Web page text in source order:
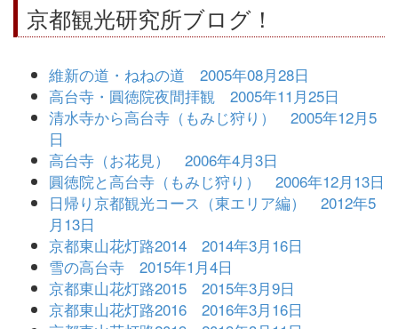
京都観光研究所ブログ！
維新の道・ねねの道 2005年08月28日
高台寺・圓徳院夜間拝観 2005年11月25日
清水寺から高台寺（もみじ狩り） 2005年12月5
日
高台寺（お花見） 2006年4月3日
圓徳院と高台寺（もみじ狩り） 2006年12月13日
日帰り京都観光コース（東エリア編） 2012年5
月13日
京都東山花灯路2014 2014年3月16日
雪の高台寺 2015年1月4日
京都東山花灯路2015 2015年3月9日
京都東山花灯路2016 2016年3月16日